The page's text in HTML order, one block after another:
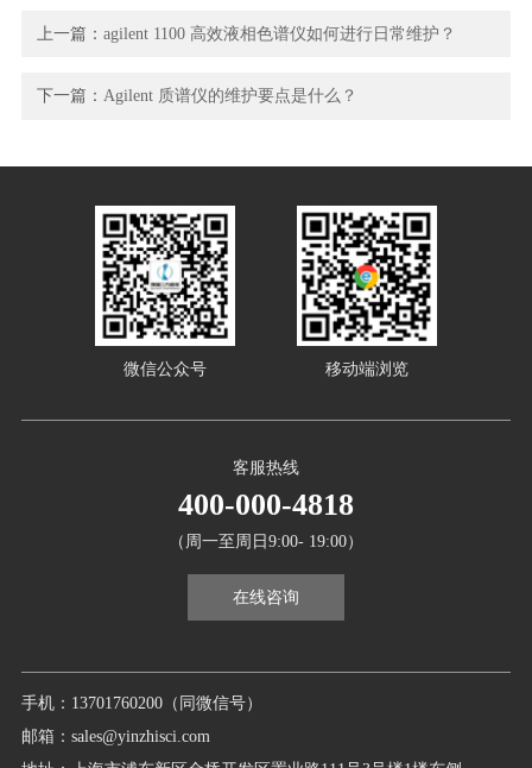
上一篇：agilent 1100 高效液相色谱仪如何进行日常维护？
下一篇： Agilent 质谱仪的维护要点是什么？
手机：13701760200（同微信号）
邮箱：sales@yinzhisci.com
客服热线
400-000-4818
（周一至周日9:00- 19:00）
在线咨询
微信公众号 移动端浏览